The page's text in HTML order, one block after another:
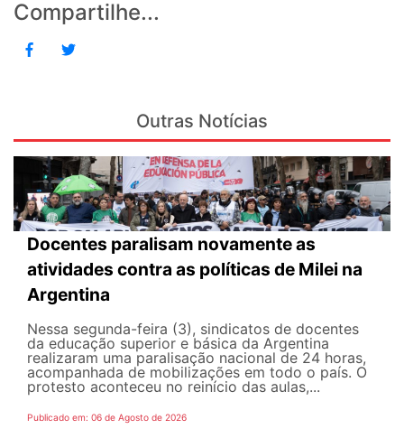
Compartilhe...
Outras Notícias
Docentes paralisam novamente as
atividades contra as políticas de Milei na
Argentina
Nessa segunda-feira (3), sindicatos de docentes
da educação superior e básica da Argentina
realizaram uma paralisação nacional de 24 horas,
acompanhada de mobilizações em todo o país. O
protesto aconteceu no reinício das aulas,...
Publicado em: 06 de Agosto de 2026